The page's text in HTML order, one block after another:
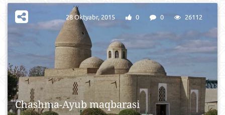
Chashma-Ayub maqbarasi
28 Oktyabr, 2015 0 0 26112